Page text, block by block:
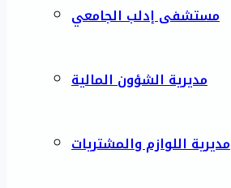
مستشفى إدلب الجامعي
مديرية الشؤون المالية
مديرية اللوازم والمشتريات